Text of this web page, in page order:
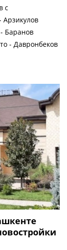
с
Баранов
- Давронбеков